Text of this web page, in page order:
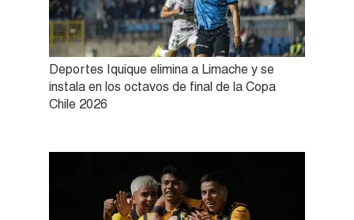
Deportes Iquique elimina a Limache y se
instala en los octavos de final de la Copa
Chile 2026